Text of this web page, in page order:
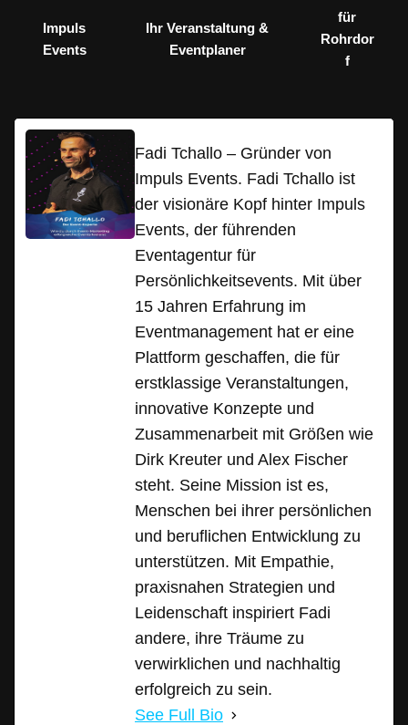
Impuls
Events
Ihr Veranstaltung &
Eventplaner
für
Rohrdor
f
Fadi Tchallo – Gründer von
Impuls Events. Fadi Tchallo ist
der visionäre Kopf hinter Impuls
Events, der führenden
Eventagentur für
Persönlichkeitsevents. Mit über
15 Jahren Erfahrung im
Eventmanagement hat er eine
Plattform geschaffen, die für
erstklassige Veranstaltungen,
innovative Konzepte und
Zusammenarbeit mit Größen wie
Dirk Kreuter und Alex Fischer
steht. Seine Mission ist es,
Menschen bei ihrer persönlichen
und beruflichen Entwicklung zu
unterstützen. Mit Empathie,
praxisnahen Strategien und
Leidenschaft inspiriert Fadi
andere, ihre Träume zu
verwirklichen und nachhaltig
erfolgreich zu sein.
See Full Bio